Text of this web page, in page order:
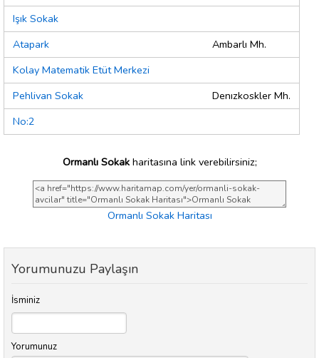
Işık Sokak
Atapark
Ambarlı Mh.
Kolay Matematik Etüt Merkezi
Pehlivan Sokak
Denızkoskler Mh.
No:2
Ormanlı Sokakharitasına link verebilirsiniz;
Ormanlı Sokak Haritası
Yorumunuzu Paylaşın
İsminiz
Yorumunuz